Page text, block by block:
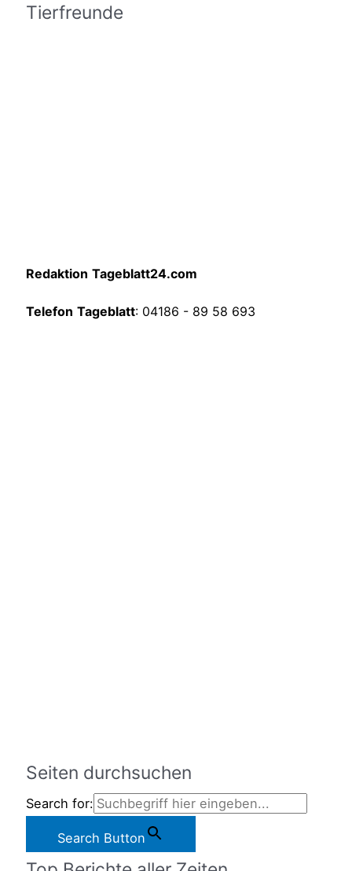
Tierfreunde
Redaktion Tageblatt24.com
Telefon Tageblatt: 04186 - 89 58 693
Seiten durchsuchen
Search for:
Search Button